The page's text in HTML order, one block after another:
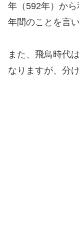
年（592年）か
年間のことを言い
また、飛鳥時代
なりますが、分